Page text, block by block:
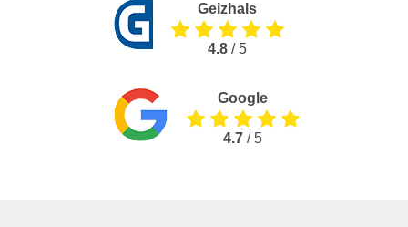
Geizhals
4.8 / 5
Google
4.7 / 5